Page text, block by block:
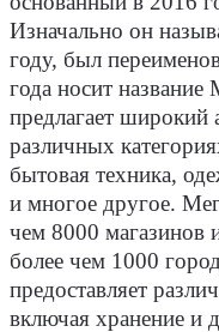
Изначально он
году, был
года носит
предлагает широкий
различных
бытовая техника,
и многое другое.
чем 8000 магазинов
более чем 1000
предоставляет
включая хранение и